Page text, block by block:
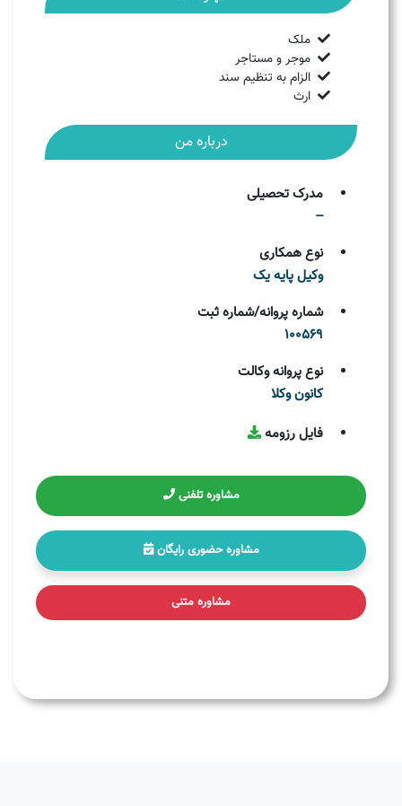
ملک
موجر و مستاجر
الزام به تنظیم سند
ارث
درباره من
مدرک تحصیلی
--
نوع همکاری
وکیل پایه یک
شماره پروانه/شماره ثبت
100569
نوع پروانه وکالت
کانون وکلا
فایل رزومه
مشاوره تلفنی
مشاوره حضوری رایگان
مشاوره متنی